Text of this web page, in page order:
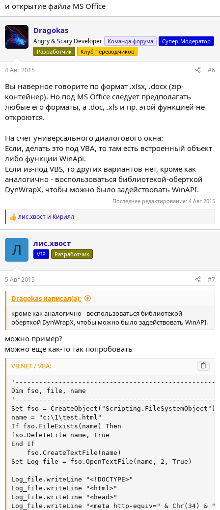
и открытие файла MS Office
Dragokas
Angry & Scary Developer Команда форума
Супер-Модератор
Разработчик
Клуб переводчиков
4 Авг 2015 #6
Вы наверное говорите по формат .xlsx, .docx (zip-
контейнер). Но под MS Office следует предполагать
любые его форматы, а .doc, .xls и пр. этой функцией не
откроются.
На счет универсального диалогового окна:
Если, делать это под VBA, то там есть встроенный объект
либо функции WinApi.
Если из-под VBS, то других вариантов нет, кроме как
аналогично - воспользоваться библиотекой-оберткой
DynWrapX, чтобы можно было задействовать WinAPI.
Последнее редактирование: 4 Авг 2015
Р
е
лис.хвост и Кирилл
Л лис.хвост
VIP Разработчик
5 Авг 2015 #7
Dragokas написал(а):
кроме как аналогично - воспользоваться библиотекой-
оберткой DynWrapX, чтобы можно было задействовать WinAPI.
можно пример?
можно еще как-то так попробовать
VB.NET / VBA:
Dim fso, file, name
Set fso = CreateObject("Scripting.FileSystemObject")
name = "c:\1\test.html"
If fso.FileExists(name) Then
fso.DeleteFile name, True
End If
    fso.CreateTextFile(name)
Set Log_file = fso.OpenTextFile(name, 2, True)
Log_file.writeLine "<!DOCTYPE>"
Log_file.writeLine "<html>"
Log_file.writeLine "<head>"
Log_file.writeLine "<meta http-equiv=" & Chr(34) &